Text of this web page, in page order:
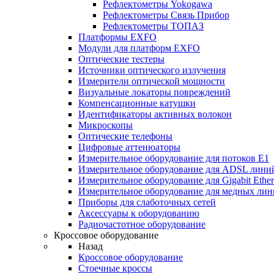
Рефлектометры Yokogawa
Рефлектометры Связь Прибор
Рефлектометры ТОПАЗ
Платформы EXFO
Модули для платформ EXFO
Оптические тестеры
Источники оптического излучения
Измерители оптической мощности
Визуальные локаторы повреждений
Компенсационные катушки
Идентификаторы активных волокон
Микроскопы
Оптические телефоны
Цифровые аттенюаторы
Измерительное оборудование для потоков Е1
Измерительное оборудование для ADSL
Измерительное оборудование для Gigabit
Измерительное оборудование для медных
Приборы для слаботочных сетей
Аксессуары к оборудованию
Радиочастотное оборудование
Кроссовое оборудование
Назад
Кроссовое оборудование
Стоечные кроссы